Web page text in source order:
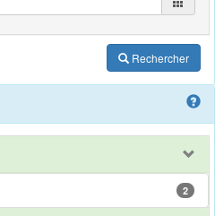
Rechercher
2